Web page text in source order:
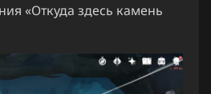
«Откуда здесь камень